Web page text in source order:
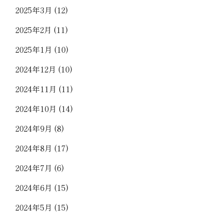
2025年3月 (12)
2025年2月 (11)
2025年1月 (10)
2024年12月 (10)
2024年11月 (11)
2024年10月 (14)
2024年9月 (8)
2024年8月 (17)
2024年7月 (6)
2024年6月 (15)
2024年5月 (15)